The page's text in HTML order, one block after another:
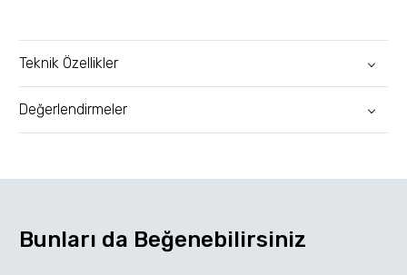
Teknik Özellikler
Değerlendirmeler
Bunları da Beğenebilirsiniz